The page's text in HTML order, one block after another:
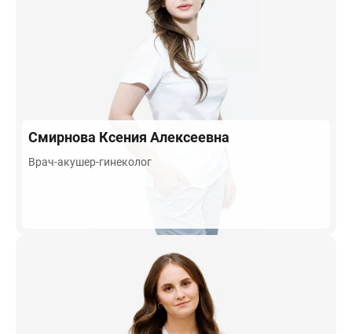
Смирнова Ксения Алексеевна
Врач-акушер-гинеколог